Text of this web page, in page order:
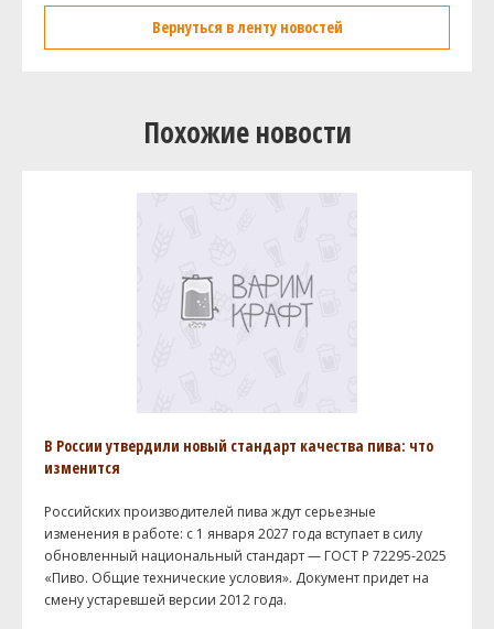
Вернуться в ленту новостей
Похожие новости
В России утвердили новый стандарт качества пива: что
изменится
Российских производителей пива ждут серьезные
изменения в работе: с 1 января 2027 года вступает в силу
обновленный национальный стандарт — ГОСТ Р 72295-2025
«Пиво. Общие технические условия». Документ придет на
смену устаревшей версии 2012 года.